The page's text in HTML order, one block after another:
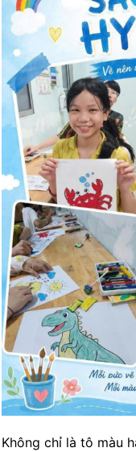
Không chỉ là tô màu